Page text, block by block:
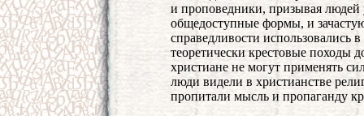
и проповедники, призывая людей
общедоступные формы, и
справедливости
теоретически крестовые походы
христиане не могут применять
люди видели в христианстве
пропитали мысль и пропаганду